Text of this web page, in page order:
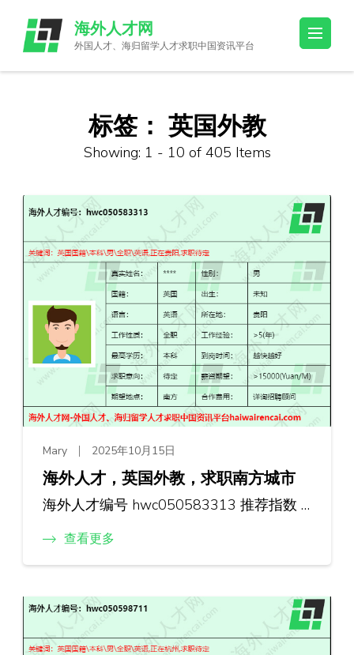
content
(Press
海外人才网
外国人才、海归留学人才求职中国资讯平台
标签： 英国外教
Showing: 1 - 10 of 405 Items
Mary 2025年10月15日
海外人才，英国外教，求职南方城市
海外人才编号 hwc050583313 推荐指数 …
查看更多